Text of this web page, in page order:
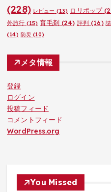
(228) レビュー (13) ロリポップ
外旅行 (15) 育毛剤(24) 評判 (16)
(14) 防災 (10)
メタ情報
登録
ログイン
投稿フィード
コメントフィード
WordPress.org
You Missed